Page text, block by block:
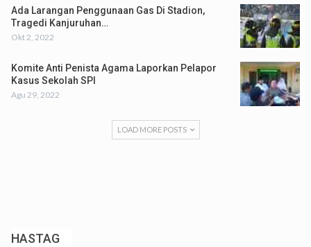
Ada Larangan Penggunaan Gas Di Stadion,
Tragedi Kanjuruhan…
Okt 2, 2022
Komite Anti Penista Agama Laporkan Pelapor
Kasus Sekolah SPI
Agu 29, 2022
LOAD MORE POSTS
HASTAG